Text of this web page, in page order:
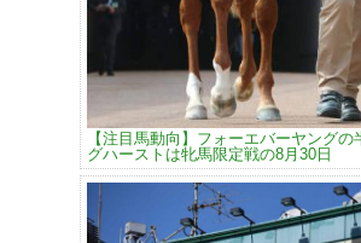
【注目馬動向】フォーエバーヤングの
グハーストは牝馬限定戦の8月30日